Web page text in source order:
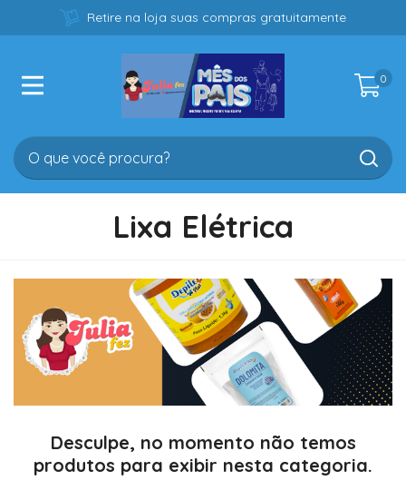
Retire na loja suas compras gratuitamente
0
Lixa Elétrica
Desculpe, no momento não temos
produtos para exibir nesta categoria.